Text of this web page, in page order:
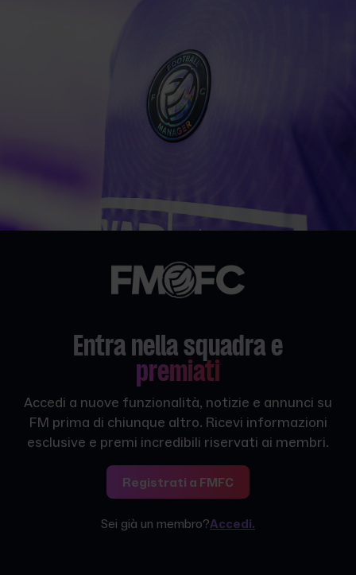
Entra nella squadra e
premiati
Accedi a nuove funzionalità, notizie e annunci su
FM prima di chiunque altro. Ricevi informazioni
esclusive e premi incredibili riservati ai membri.
Registrati a FMFC
Sei già un membro?Accedi.